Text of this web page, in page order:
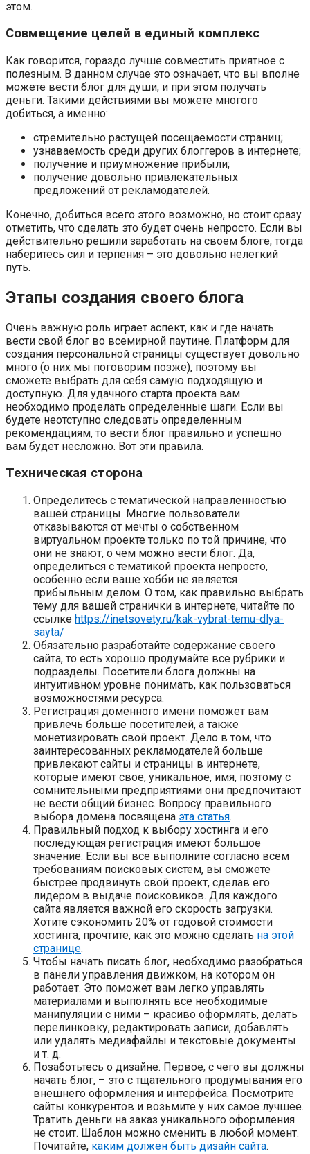
этом.
Совмещение целей в единый комплекс
Как говорится, гораздо лучше совместить приятное с
полезным. В данном случае это означает, что вы вполне
можете вести блог для души, и при этом получать
деньги. Такими действиями вы можете многого
добиться, а именно:
стремительно растущей посещаемости страниц;
узнаваемость среди других блоггеров в интернете;
получение и приумножение прибыли;
получение довольно привлекательных
предложений от рекламодателей.
Конечно, добиться всего этого возможно, но стоит сразу
отметить, что сделать это будет очень непросто. Если вы
действительно решили заработать на своем блоге, тогда
наберитесь сил и терпения – это довольно нелегкий
путь.
Этапы создания своего блога
Очень важную роль играет аспект, как и где начать
вести свой блог во всемирной паутине. Платформ для
создания персональной страницы существует довольно
много (о них мы поговорим позже), поэтому вы
сможете выбрать для себя самую подходящую и
доступную. Для удачного старта проекта вам
необходимо проделать определенные шаги. Если вы
будете неотступно следовать определенным
рекомендациям, то вести блог правильно и успешно
вам будет несложно. Вот эти правила.
Техническая сторона
Определитесь с тематической направленностью
вашей страницы. Многие пользователи
отказываются от мечты о собственном
виртуальном проекте только по той причине, что
они не знают, о чем можно вести блог. Да,
определиться с тематикой проекта непросто,
особенно если ваше хобби не является
прибыльным делом. О том, как правильно выбрать
тему для вашей странички в интернете, читайте по
ссылке https://inetsovety.ru/kak-vybrat-temu-dlya-
sayta/
Обязательно разработайте содержание своего
сайта, то есть хорошо продумайте все рубрики и
подразделы. Посетители блога должны на
интуитивном уровне понимать, как пользоваться
возможностями ресурса.
Регистрация доменного имени поможет вам
привлечь больше посетителей, а также
монетизировать свой проект. Дело в том, что
заинтересованных рекламодателей больше
привлекают сайты и страницы в интернете,
которые имеют свое, уникальное, имя, поэтому с
сомнительными предприятиями они предпочитают
не вести общий бизнес. Вопросу правильного
выбора домена посвящена эта статья.
Правильный подход к выбору хостинга и его
последующая регистрация имеют большое
значение. Если вы все выполните согласно всем
требованиям поисковых систем, вы сможете
быстрее продвинуть свой проект, сделав его
лидером в выдаче поисковиков. Для каждого
сайта является важной его скорость загрузки.
Хотите сэкономить 20% от годовой стоимости
хостинга, прочтите, как это можно сделать на этой
странице.
Чтобы начать писать блог, необходимо разобраться
в панели управления движком, на котором он
работает. Это поможет вам легко управлять
материалами и выполнять все необходимые
манипуляции с ними – красиво оформлять, делать
перелинковку, редактировать записи, добавлять
или удалять медиафайлы и текстовые документы
и т. д.
Позаботьтесь о дизайне. Первое, с чего вы должны
начать блог, – это с тщательного продумывания его
внешнего оформления и интерфейса. Посмотрите
сайты конкурентов и возьмите у них самое лучшее.
Тратить деньги на заказ уникального оформления
не стоит. Шаблон можно сменить в любой момент.
Почитайте, каким должен быть дизайн сайта.